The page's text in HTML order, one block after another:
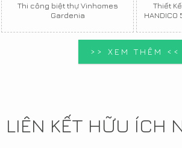
Thi công biệt thự Vinhomes
Gardenia
Thiết
>> XEM THÊM <<
LIÊN KẾT HỮU ÍCH